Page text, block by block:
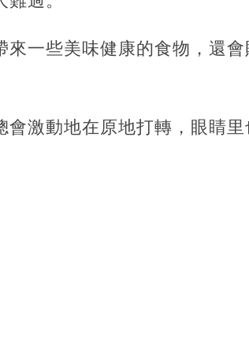
一些美味健康的食物，還
激動地在原地打轉，眼睛里